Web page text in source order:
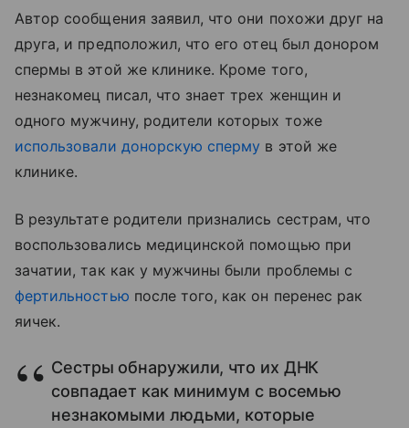
Автор сообщения заявил, что они похожи друг на
друга, и предположил, что его отец был донором
спермы в этой же клинике. Кроме того,
незнакомец писал, что знает трех женщин и
одного мужчину, родители которых тоже
использовали донорскую сперму в этой же
клинике.
В результате родители признались сестрам, что
воспользовались медицинской помощью при
зачатии, так как у мужчины были проблемы с
фертильностью после того, как он перенес рак
яичек.
Сестры обнаружили, что их ДНК
совпадает как минимум с восемью
незнакомыми людьми, которые